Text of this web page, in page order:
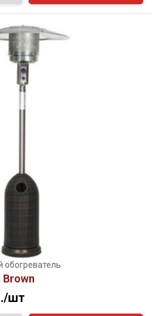
обогреватель
Brown
шт